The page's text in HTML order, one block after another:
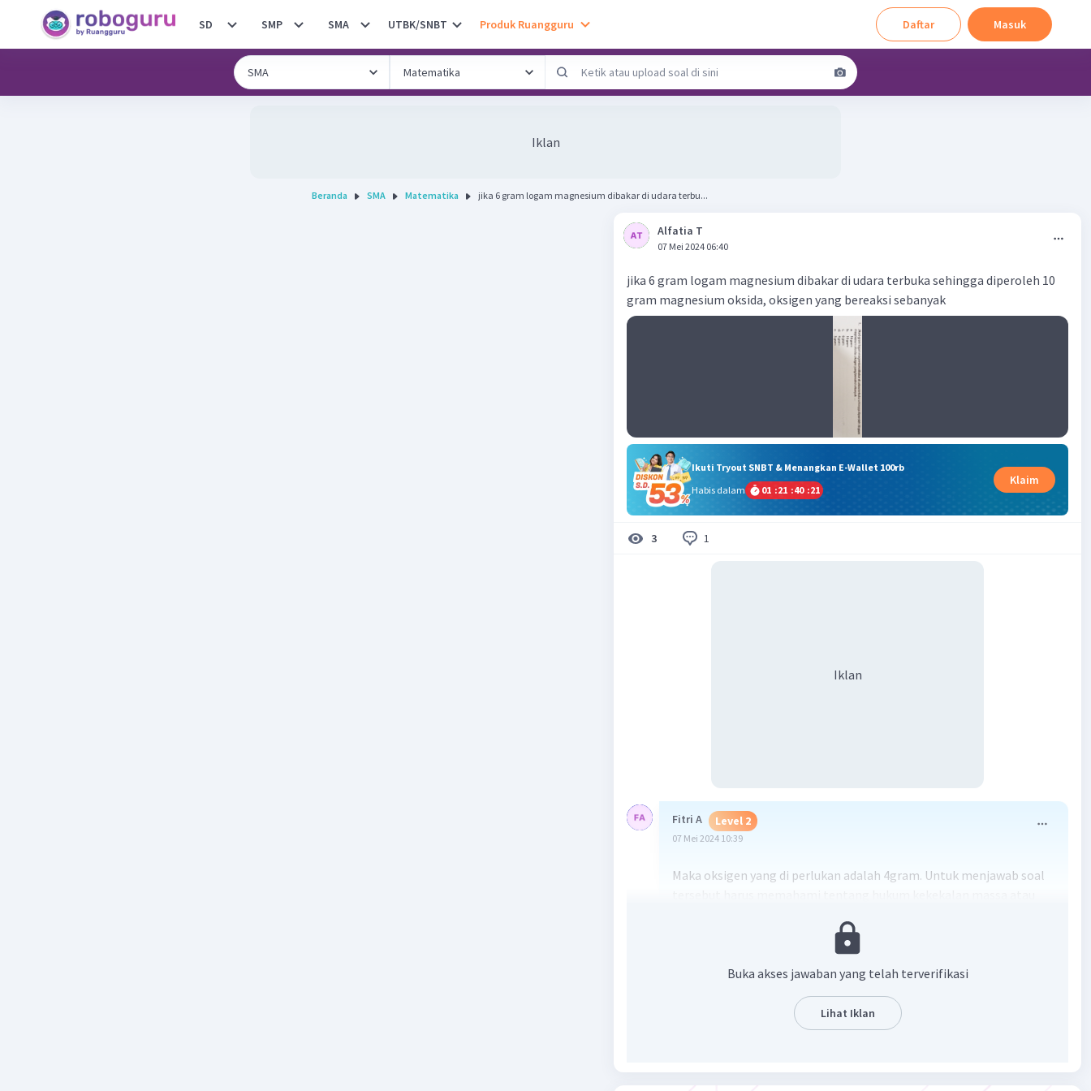
SD SMP SMA UTBK/SNBT Produk Ruangguru Daftar Masuk
Iklan
Beranda SMA Matematika jika 6 gram logam magnesium dibakar di udara terbu...
Alfatia T
07 Mei 2024 06:40
jika 6 gram logam magnesium dibakar di udara terbuka sehingga diperoleh 10
gram magnesium oksida, oksigen yang bereaksi sebanyak
Ikuti Tryout SNBT & Menangkan E-Wallet 100rb
Habis dalam
01 :21 :40 :20
Klaim
3 1
Iklan
Fitri A Level 2
07 Mei 2024 10:39
Maka oksigen yang di perlukan adalah 4gram. Untuk menjawab soal
Diketahui:
Massa magnesium = m Mg = 6 gram
Massa magnesium oksida = m MgO = 10 gram
Buka akses jawaban yang telah terverifikasi
Lihat Iklan